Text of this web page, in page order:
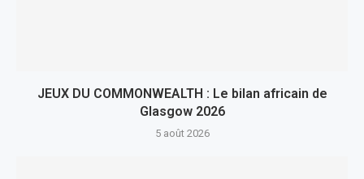
JEUX DU COMMONWEALTH : Le bilan africain de
Glasgow 2026
5 août 2026